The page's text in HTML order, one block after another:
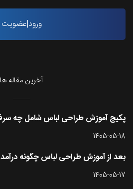
ورود|عضویت
آخرین مقاله ها
پکیج آموزش طراحی لباس شامل چه
1405-05-18
بعد از آموزش طراحی لباس چگونه
1405-05-17